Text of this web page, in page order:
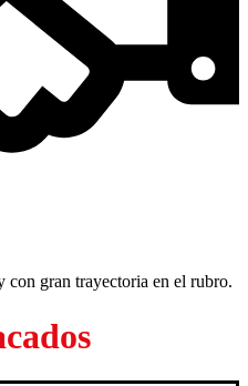
con gran trayectoria en el rubro.